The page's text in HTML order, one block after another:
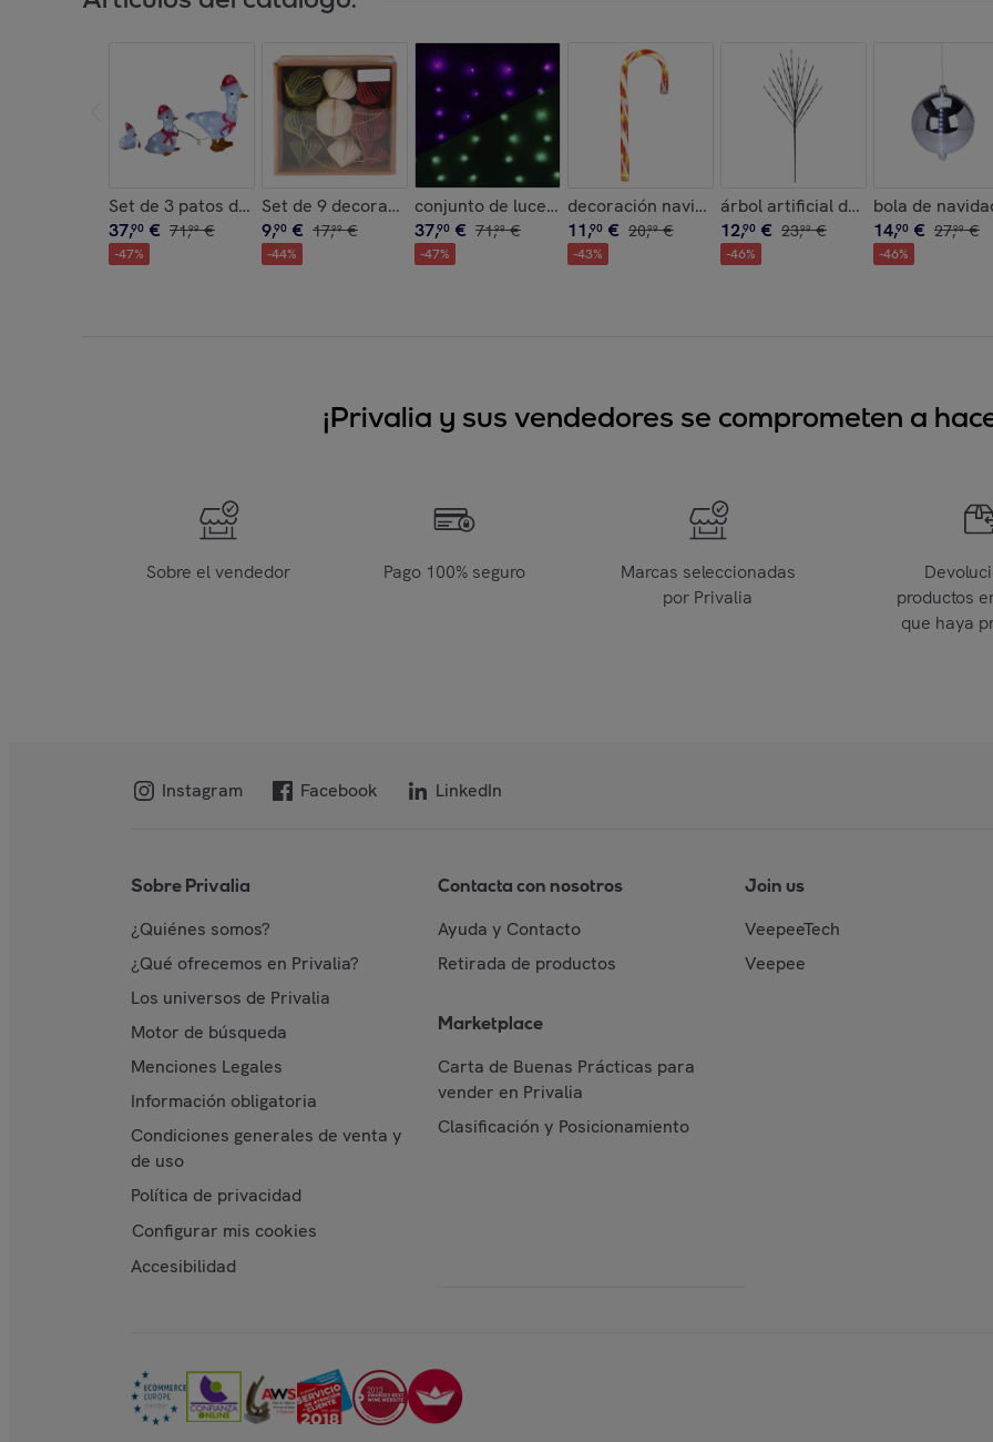
Set de 3 patos decorativos navideños con luces led blancas y temporizador
37,90 € 71,99 €
-47%
Set de 9 decoraciones para árbol de navidad en papel panal de abeja color blanco, verde
9,90 € 17,99 €
-44%
conjunto de luces de cortina con 240 luces led rgb con control remoto
37,90 € 71,99 €
-47%
decoración navideña bastón de caramelo con luces
11,90 € 20,99 €
-43%
árbol artificial de 110cm con 80
12,90 € 23,99 €
-46%
bola de
14,90 € 27,99 €
-46%
¡Privalia y sus vendedores se comprometen a
Sobre el vendedor Pago 100% seguro
Marcas seleccionadas
por Privalia
productos
que haya
Instagram Facebook LinkedIn
Sobre Privalia
¿Quiénes somos?
¿Qué ofrecemos en Privalia?
Los universos de Privalia
Motor de búsqueda
Menciones Legales
Información obligatoria
Condiciones generales de venta y
de uso
Política de privacidad
Configurar mis cookies
Accesibilidad
Contacta con nosotros
Ayuda y Contacto
Retirada de productos
Marketplace
Carta de Buenas Prácticas para
vender en Privalia
Clasificación y Posicionamiento
Join us
VeepeeTech
Veepee